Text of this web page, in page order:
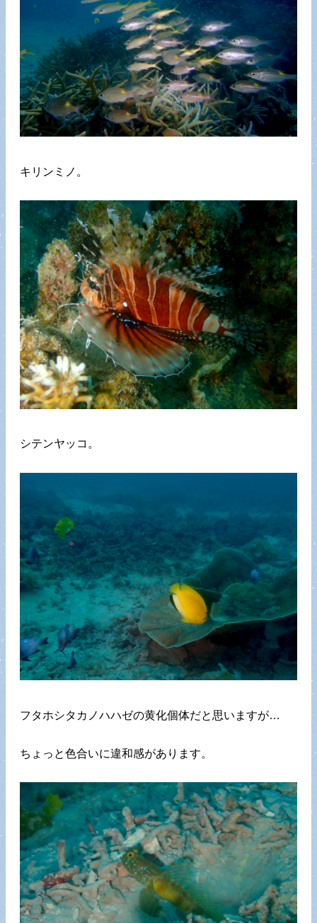
キリンミノ。
シテンヤッコ。
フタホシタカノハハゼの黄化個体だと思いますが…
ちょっと色合いに違和感があります。